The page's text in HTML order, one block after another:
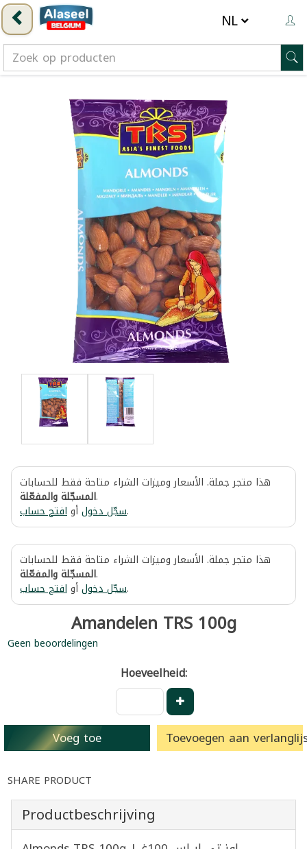
هذا متجر جملة. الأسعار وميزات الشراء متاحة فقط للحسابات
المسجّلة والمفعّلة.
سجّل دخولأوافتح حساب .
هذا متجر جملة. الأسعار وميزات الشراء متاحة فقط للحسابات
المسجّلة والمفعّلة.
سجّل دخولأوافتح حساب .
Amandelen TRS 100g
Geen beoordelingen
Hoeveelheid:
Voeg toe Toevoegen aan
SHARE PRODUCT
Productbeschrijving